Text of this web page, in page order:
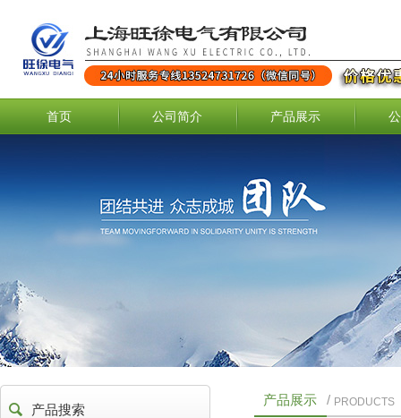
首页 公司简介 产品展示
产品搜索
产品展示 / PRODUCTS